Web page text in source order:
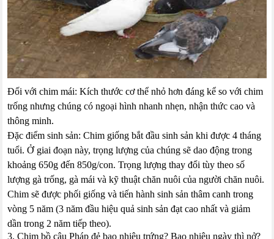
Đối với chim mái: Kích thước cơ thể nhỏ hơn đáng kể so với chim
trống nhưng chúng có ngoại hình nhanh nhẹn, nhận thức cao và
thông minh.
Đặc điểm sinh sản: Chim giống bắt đầu sinh sản khi được 4 tháng
tuổi. Ở giai đoạn này, trọng lượng của chúng sẽ dao động trong
khoảng 650g đến 850g/con. Trọng lượng thay đổi tùy theo số
lượng gà trống, gà mái và kỹ thuật chăn nuôi của người chăn nuôi.
Chim sẽ được phối giống và tiến hành sinh sản thâm canh trong
vòng 5 năm (3 năm đầu hiệu quả sinh sản đạt cao nhất và giảm
dần trong 2 năm tiếp theo).
3. Chim bồ câu Pháp đẻ bao nhiêu trứng? Bao nhiêu ngày thì nở?